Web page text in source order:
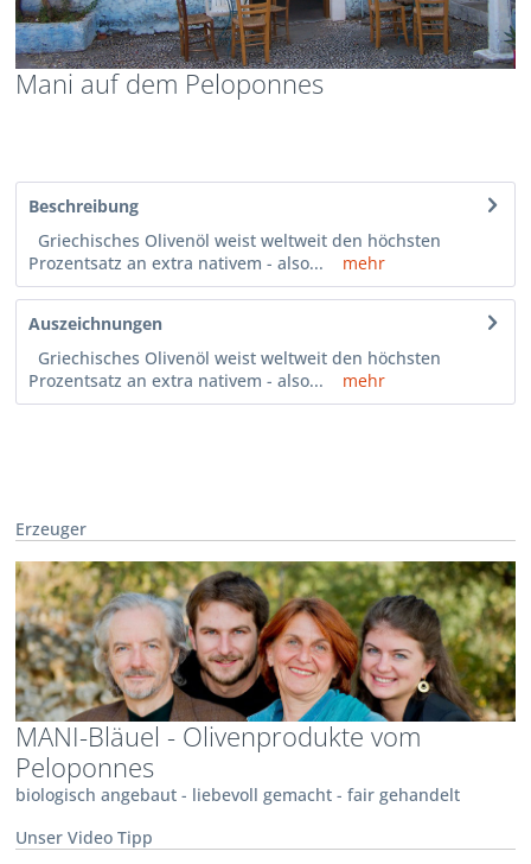
Mani auf dem Peloponnes
Beschreibung
Griechisches Olivenöl weist weltweit den höchsten
Prozentsatz an extra nativem - also...
mehr
Auszeichnungen
Griechisches Olivenöl weist weltweit den höchsten
Prozentsatz an extra nativem - also...
mehr
Erzeuger
MANI-Bläuel - Olivenprodukte vom
Peloponnes
biologisch angebaut - liebevoll gemacht - fair gehandelt
Unser Video Tipp